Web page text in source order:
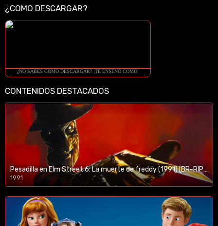
¿COMO DESCARGAR?
¿NO SABES COMO DESCARGAR? ¡TE ENSEÑO COMO!
CONTENIDOS DESTACADOS
Pesadilla en Elm Street 6: La muerte de freddy (1991) [BR-RIP] [HD-1080p]
1991